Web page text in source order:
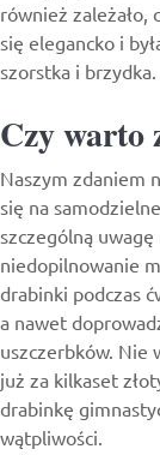
również zależało,
się elegancko i
szorstka i brzydka.
Czy warto
Naszym zdaniem
się na
szczególną
niedopilnowanie
drabinki podczas
a nawet
uszczerbków. Nie
już za kilkaset
drabinkę
wątpliwości.